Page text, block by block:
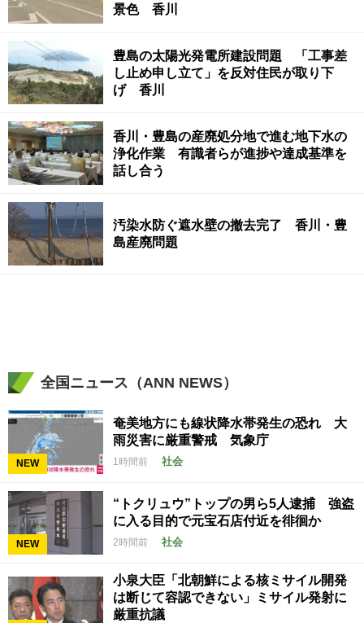
景色 香川
豊島の太陽光発電所建設問題 「工事差
し止め申し立て」を反対住民が取り下
げ 香川
香川・豊島の産廃処分地で進む地下水の
浄化作業 有識者らが進捗や達成基準を
話し合う
汚染水防ぐ遮水壁の撤去完了 香川・豊
島産廃問題
全国ニュース（ANN NEWS）
NEW
奄美地方にも線状降水帯発生の恐れ 大
雨災害に厳重警戒 気象庁
1時間前 社会
NEW
“トクリュウ”トップの男ら5人逮捕 強盗
に入る目的で元宝石店付近を徘徊か
2時間前 社会
小泉大臣「北朝鮮による核ミサイル開発
は断じて容認できない」ミサイル発射に
厳重抗議